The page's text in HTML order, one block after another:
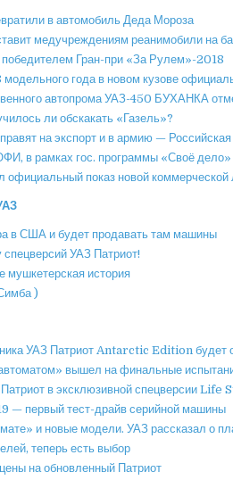
в автомобиль Деда Мороза
медучреждениям реанимобили на
Гран-при «За Рулем»-2018
года в новом кузове
автопрома УАЗ-450 БУХАНКА
ли обскакать «Газель»?
на экспорт и в армию — Российская
в рамках гос. программы «Своё дело»
официальный показ новой
в США и будет продавать там машины
спецверсий УАЗ Патриот!
мушкетерская история
)
УАЗ Патриот Antarctic Edition будет
вышел на финальные
в эксклюзивной спецверсии Life
— первый тест-драйв серийной машины
и новые модели. УАЗ рассказал о
теперь есть выбор
на обновленный Патриот